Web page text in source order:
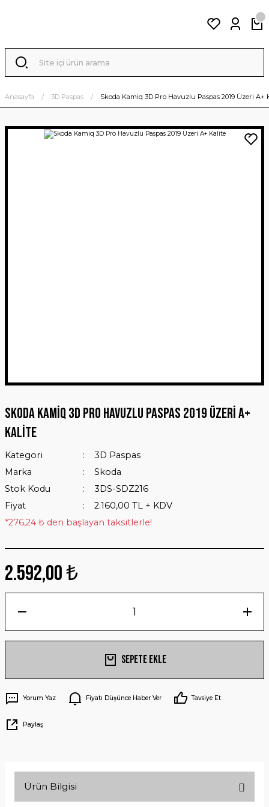
Anasayfa 3D Paspas Skoda Kamiq 3D Pro Havuzlu Paspas 2019 Üzeri A+
Skoda Kamiq 3D Pro Havuzlu Paspas 2019 Üzeri A+
Kalite
Kategori
3D Paspas
Marka
Skoda
Stok Kodu
3DS-SDZ216
Fiyat
2.160,00 TL + KDV
*276,24 ₺ den başlayan taksitlerle!
2.592,00 ₺
Sepete Ekle
Yorum Yaz Fiyatı Düşünce Haber Ver Tavsiye Et
Paylaş
Ürün Bilgisi